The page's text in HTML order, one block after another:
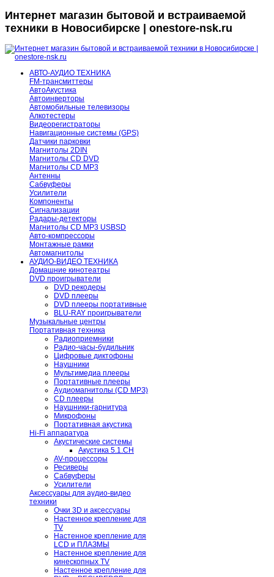
Интернет магазин бытовой и встраиваемой
техники в Новосибирске | onestore-nsk.ru
АВТО-АУДИО ТЕХНИКА
FM-трансмиттеры
АвтоАкустика
Автоинверторы
Автомобильные телевизоры
Алкотестеры
Видеорегистраторы
Навигационные системы (GPS)
Датчики парковки
Магнитолы 2DIN
Магнитолы CD DVD
Магнитолы CD MP3
Антенны
Сабвуферы
Усилители
Компоненты
Сигнализации
Радары-детекторы
Магнитолы CD MP3 USBSD
Авто-компрессоры
Монтажные рамки
Автомагнитолы
АУДИО-ВИДЕО ТЕХНИКА
Домашние кинотеатры
DVD проигрыватели
DVD рекодеры
DVD плееры
DVD плееры портативные
BLU-RAY проигрыватели
Музыкальные центры
Портативная техника
Радиоприемники
Радио-часы-будильник
Цифровые диктофоны
Наушники
Мультимедиа плееры
Портативные плееры
Аудиомагнитолы (CD МРЗ)
CD плееры
Наушники-гарнитура
Микрофоны
Портативная акустика
Hi-Fi аппаратура
Акустические системы
Акустика 5.1.CH
AV-процессоры
Ресиверы
Сабвуферы
Усилители
Аксессуары для аудио-видео
техники
Очки 3D и аксессуары
Настенное крепление для
TV
Настенное крепление для
LCD и ПЛАЗМЫ
Настенное крепление для
кинескопных TV
Настенное крепление для